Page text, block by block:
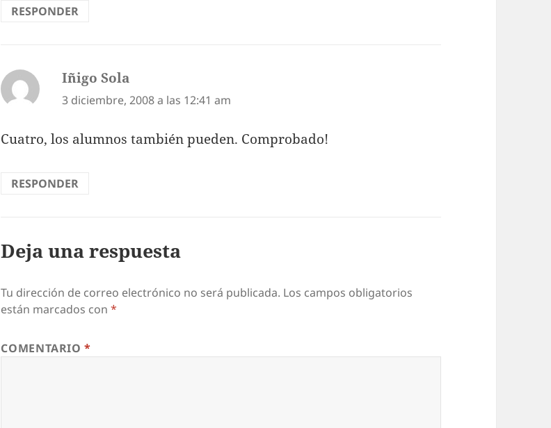
RESPONDER
Iñigo Sola
3 diciembre, 2008 a las 12:41 am
Cuatro, los alumnos también pueden. Comprobado!
RESPONDER
Deja una respuesta
Tu dirección de correo electrónico no será publicada. Los campos obligatorios
están marcados con*
COMENTARIO*